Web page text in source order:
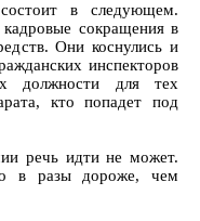
в следующем.
сокращения в
Они коснулись и
инспекторов
должности для тех
кто попадет под
речь идти не может.
в разы дороже, чем